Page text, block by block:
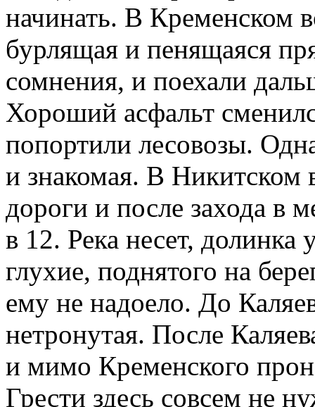
начинать. В Кременском
бурлящая и пенящаяся
сомнения, и поехали
Хороший асфальт
попортили лесовозы.
и знакомая. В Никитском
дороги и после захода в
в 12. Река несет, долинка
глухие, поднятого на
ему не надоело. До
нетронутая. После
и мимо Кременского
Грести здесь совсем не